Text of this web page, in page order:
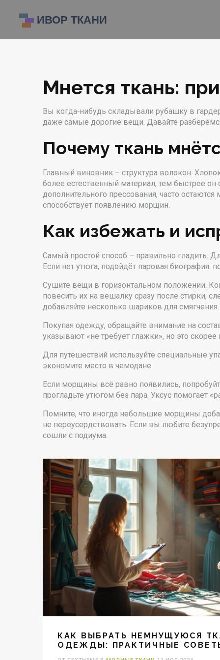
Мнется ткань:
Вы когда‑нибудь складывали рубашку в
даже самые дорогие вещи. Давайте
Почему ткань
Главный виновник – структура волокон.
более естественный материал, тем быстрее
дополнительного прессования, часто
способствует появлению морщин.
Как избежать и
Самый простой способ – правильно гладить.
Если нет утюга, подойдёт паровая биография:
Сушите вещи в горизонтальном положении.
повесить их на вешалку сразу после стирки,
добавляйте несколько шариков для смягчения.
Покупая одежду, обращайте внимание на
указывают «не требует глажки», но это
Для путешествий используйте специальные
экономите место в чемодане.
Если морщины всё равно появились,
прогладьте утюгом без пара. Уксус помогает
Помните, что иногда небольшие морщины
не переусердствовать. Если вы любите
сошли с подиума.
КАК ВЫБРАТЬ НЕМНУЩУЮСЯ
ОДЕЖДЫ: ПРАКТИЧНЫЕ